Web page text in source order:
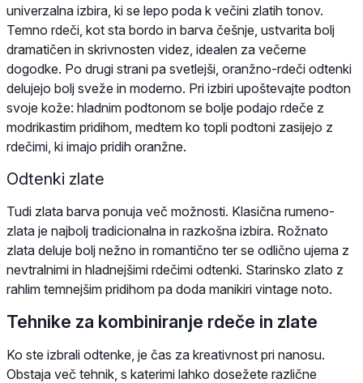
univerzalna izbira, ki se lepo poda k večini zlatih tonov.
Temno rdeči, kot sta bordo in barva češnje, ustvarita bolj
dramatičen in skrivnosten videz, idealen za večerne
dogodke. Po drugi strani pa svetlejši, oranžno-rdeči odtenki
delujejo bolj sveže in moderno. Pri izbiri upoštevajte podton
svoje kože: hladnim podtonom se bolje podajo rdeče z
modrikastim pridihom, medtem ko topli podtoni zasijejo z
rdečimi, ki imajo pridih oranžne.
Odtenki zlate
Tudi zlata barva ponuja več možnosti. Klasična rumeno-
zlata je najbolj tradicionalna in razkošna izbira. Rožnato
zlata deluje bolj nežno in romantično ter se odlično ujema z
nevtralnimi in hladnejšimi rdečimi odtenki. Starinsko zlato z
rahlim temnejšim pridihom pa doda manikiri vintage noto.
Tehnike za kombiniranje rdeče in zlate
Ko ste izbrali odtenke, je čas za kreativnost pri nanosu.
Obstaja več tehnik, s katerimi lahko dosežete različne